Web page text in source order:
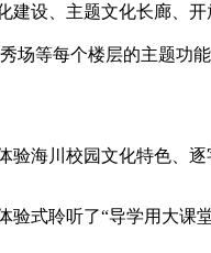
设、主题文化长廊、
场等每个楼层的主题
海川校园文化特色、
式聆听了“导学用大课